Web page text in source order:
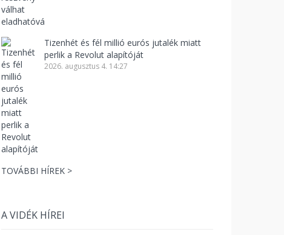
Tizenhét és fél millió eurós jutalék miatt
perlik a Revolut alapítóját
2026. augusztus 4. 14:27
TOVÁBBI HÍREK >
A VIDÉK HÍREI